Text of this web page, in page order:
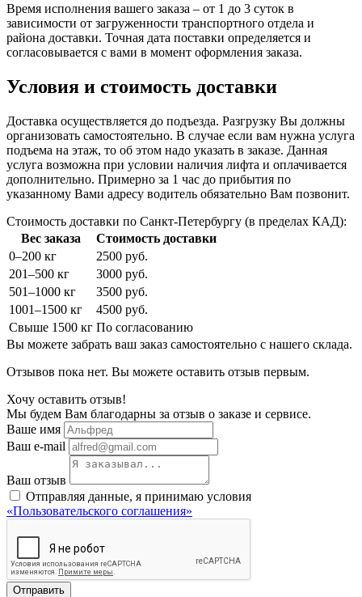
Время исполнения вашего заказа – от 1 до 3 суток в
зависимости от загруженности транспортного отдела и
района доставки. Точная дата поставки определяется и
согласовывается с вами в момент оформления заказа.
Условия и стоимость доставки
Доставка осуществляется до подъезда. Разгрузку Вы должны
организовать самостоятельно. В случае если вам нужна услуга
подъема на этаж, то об этом надо указать в заказе. Данная
услуга возможна при условии наличия лифта и оплачивается
дополнительно. Примерно за 1 час до прибытия по
указанному Вами адресу водитель обязательно Вам позвонит.
Стоимость доставки по Санкт-Петербургу (в пределах КАД):
Вес заказа
Стоимость доставки
0–200 кг
2500 руб.
201–500 кг
3000 руб.
501–1000 кг
3500 руб.
1001–1500 кг
4500 руб.
Свыше 1500 кг По согласованию
Вы можете забрать ваш заказ самостоятельно с нашего склада.
Отзывов пока нет. Вы можете оставить отзыв первым.
Хочу оставить отзыв!
Мы будем Вам благодарны за отзыв о заказе и сервисе.
Ваше имя
Ваш e-mail
Ваш отзыв
Отправляя данные, я принимаю условия
«Пользовательского соглашения»
Отправить